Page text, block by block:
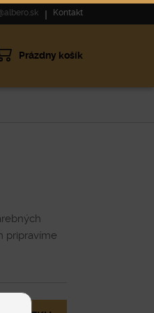
Kontakt
Prázdny košík
pripravíme